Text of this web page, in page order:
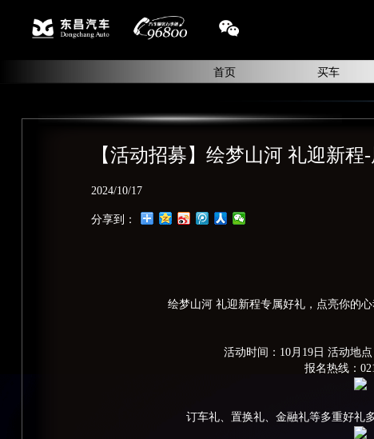
首页 买车
【活动招募】绘梦山河 礼迎新程
2024/10/17
分享到：
绘梦山河 礼迎新程专属好礼，点亮你的
活动时间：10月19日 活动地
报名热线：
订车礼、置换礼、金融礼等多重好礼